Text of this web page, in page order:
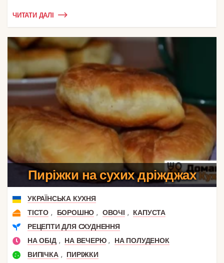
ЧИТАТИ ДАЛІ
Пиріжки на сухих дріжджах
УКРАЇНСЬКА КУХНЯ
ТІСТО , БОРОШНО , ОВОЧІ ,
КАПУСТА
РЕЦЕПТИ ДЛЯ СХУДНЕННЯ
НА ОБІД , НА ВЕЧЕРЮ ,
НА ПОЛУДЕНОК
ВИПІЧКА , ПИРІЖКИ